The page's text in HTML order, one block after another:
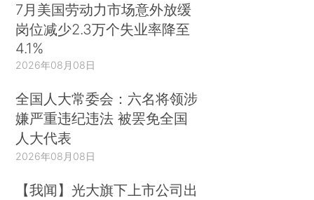
7月美国劳动力市场意外放缓
岗位减少2.3万个失业率降至
4.1%
2026年08月08日
全国人大常委会：六名将领涉
嫌严重违纪违法 被罢免全国
人大代表
2026年08月08日
【我闻】光大旗下上市公司出